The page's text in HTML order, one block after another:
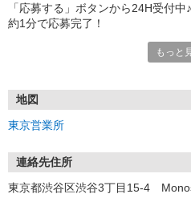
「応募する」ボタンから24H受付中♪
約1分で応募完了！
①応募から3営業日を目安に、メー
★スマホでWEB面接（LINEなど）
す
③面接実施（履歴書不要）
もっと
地図
東京営業所
連絡先住所
東京都渋谷区渋谷3丁目15-4